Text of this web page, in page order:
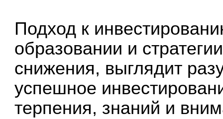
Подход к
образовании и
снижения, выглядит
успешное
терпения, знаний и